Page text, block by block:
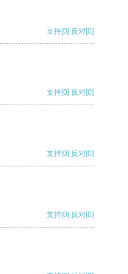
支持[0] 反对[0]
支持[0] 反对[0]
支持[0] 反对[0]
支持[0] 反对[0]